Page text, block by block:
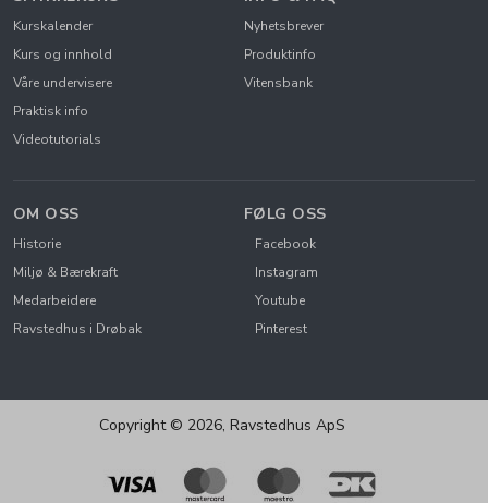
Kurskalender
Kurs og innhold
Våre undervisere
Praktisk info
Videotutorials
Nyhetsbrever
Produktinfo
Vitensbank
OM OSS
Historie
Miljø & Bærekraft
Medarbeidere
Ravstedhus i Drøbak
FØLG OSS
Facebook
Instagram
Youtube
Pinterest
Copyright © 2026, Ravstedhus ApS